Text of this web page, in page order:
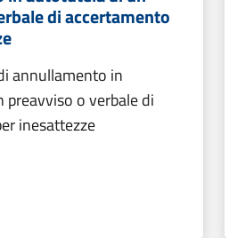
di accertamento
annullamento in
o verbale di
inesattezze